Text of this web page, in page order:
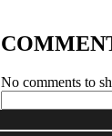
No comments to